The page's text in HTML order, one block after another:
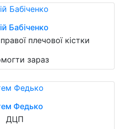
Бабіченко
плечової кістки
зараз
Федько
ДЦП